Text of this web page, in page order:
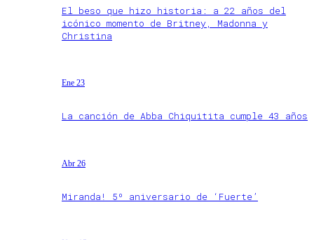
El beso que hizo historia: a 22 años del
icónico momento de Britney, Madonna y
Christina
Ene 23
La canción de Abba Chiquitita cumple 43 años
Abr 26
Miranda! 5º aniversario de ‘Fuerte’